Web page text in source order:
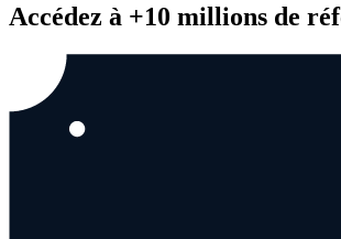
Accédez à +10 millions de